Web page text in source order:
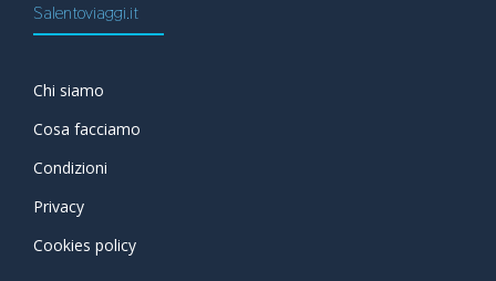
Salentoviaggi.it
Chi siamo
Cosa facciamo
Condizioni
Privacy
Cookies policy